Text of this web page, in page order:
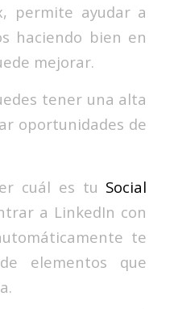
permite ayudar a
haciendo bien en
mejorar.
tener una alta
oportunidades de
cuál es tu Social
a LinkedIn con
te
elementos que